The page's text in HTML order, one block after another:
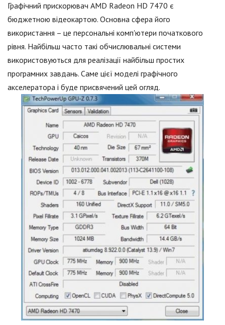
Графічний прискорювач AMD Radeon HD 7470 є
бюджетною відеокартою. Основна сфера його
використання – це персональні комп'ютери початкового
рівня. Найбільш часто такі обчислювальні системи
використовуються для реалізації найбільш простих
програмних завдань. Саме цієї моделі графічного
акселератора і буде присвячений цей огляд.